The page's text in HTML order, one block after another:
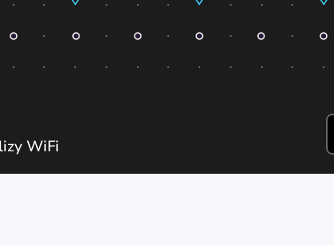
WiFi